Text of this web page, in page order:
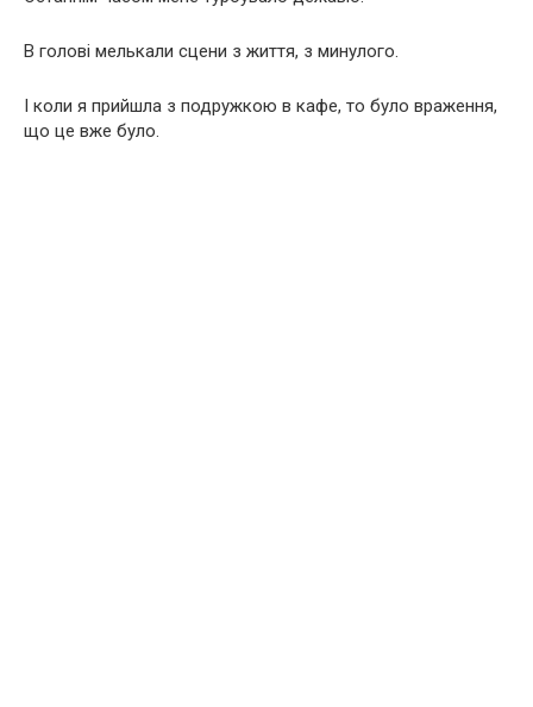
В голові мелькали сцени з життя, з минулого.
І коли я прийшла з подружкою в кафе, то було враження,
що це вже було.